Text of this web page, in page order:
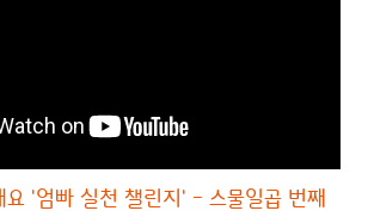
요 '엄빠 실천 챌린지' - 스물일곱 번째